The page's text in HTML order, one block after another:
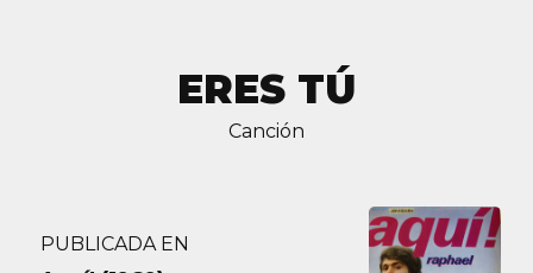
ERES TÚ
Canción
PUBLICADA EN